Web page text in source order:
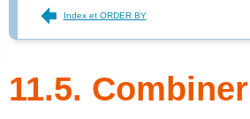
Index et ORDER BY
11.5.